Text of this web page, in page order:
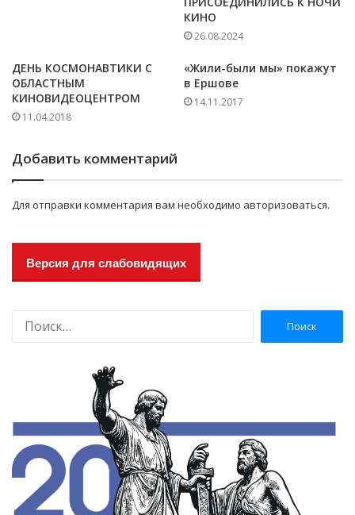
КИНО
26.08.2024
ДЕНЬ КОСМОНАВТИКИ С
ОБЛАСТНЫМ
КИНОВИДЕОЦЕНТРОМ
11.04.2018
«Жили-были мы» покажут
в Ершове
14.11.2017
Добавить комментарий
Для отправки комментария вам необходимо авторизоваться.
Версия для слабовидящих